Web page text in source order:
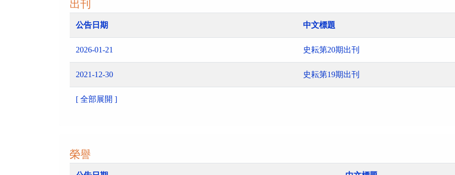
出刊
公告日期 中文標題
2026-01-21 史耘第20期出刊
2021-12-30 史耘第19期出刊
[ 全部展開 ]
榮譽